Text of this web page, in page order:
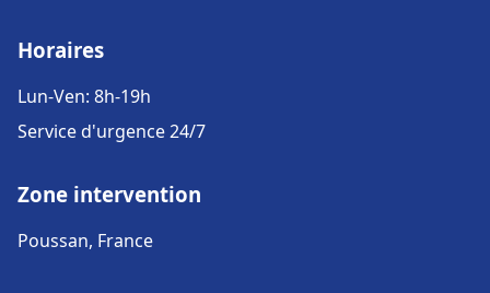
Horaires
Lun-Ven: 8h-19h
Service d'urgence 24/7
Zone intervention
Poussan, France